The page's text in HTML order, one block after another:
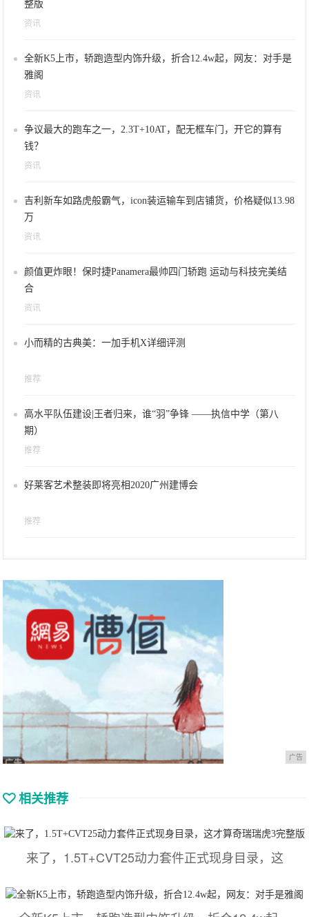
整版
资讯
全新K5上市，轿跑造型内饰升级，折合12.4w起，网友：对手是
雅阁
资讯
争议最大的跑车之一，2.3T+10AT，配无框车门，开它的算有
钱？
资讯
吉利新车如路虎般霸气，icon装运输车到店铺货，价格疑似13.98
万
资讯
颜值更炸眼！保时捷Panamera最帅四门轿跑 运动与科技完美结
合
资讯
小而精的古典美：一加手机X详细评测
推荐
高水平队伍建设|王者归来，谁“羽”争锋 ——执信中学（第八
期）
推荐
好莱客艺术整装即将亮相2020广州建博会
推荐
广告
相关推荐
来了，1.5T+CVT25动力套件正式现身目录，这